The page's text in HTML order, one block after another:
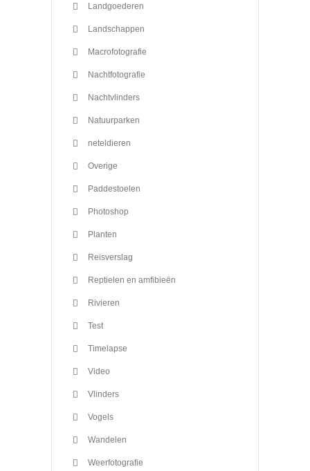
Landgoederen
Landschappen
Macrofotografie
Nachtfotografie
Nachtvlinders
Natuurparken
neteldieren
Overige
Paddestoelen
Photoshop
Planten
Reisverslag
Reptielen en amfibieën
Rivieren
Test
Timelapse
Video
Vlinders
Vogels
Wandelen
Weerfotografie